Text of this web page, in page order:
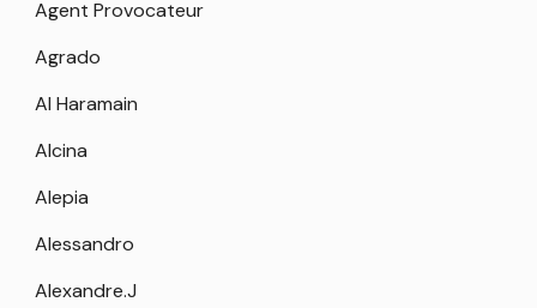
Agent Provocateur
Agrado
Al Haramain
Alcina
Alepia
Alessandro
Alexandre.J